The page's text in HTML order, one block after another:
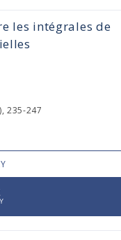
les intégrales de
235-247